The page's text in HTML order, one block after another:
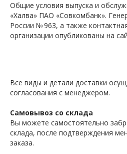
Общие условия выпуска и
«Халва» ПАО «Совкомбанк».
России № 963, а также
организации опубликованы на
Все виды и детали доставки
согласования с менеджером.
Самовывоз со склада
Вы можете самостоятельно
склада, после подтверждения
заказа.